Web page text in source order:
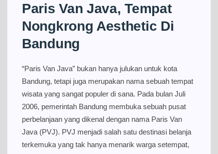
Paris Van Java, Tempat
Nongkrong Aesthetic Di
Bandung
“Paris Van Java” bukan hanya julukan untuk kota
Bandung, tetapi juga merupakan nama sebuah tempat
wisata yang sangat populer di sana. Pada bulan Juli
2006, pemerintah Bandung membuka sebuah pusat
perbelanjaan yang dikenal dengan nama Paris Van
Java (PVJ). PVJ menjadi salah satu destinasi belanja
terkemuka yang tak hanya menarik warga setempat,